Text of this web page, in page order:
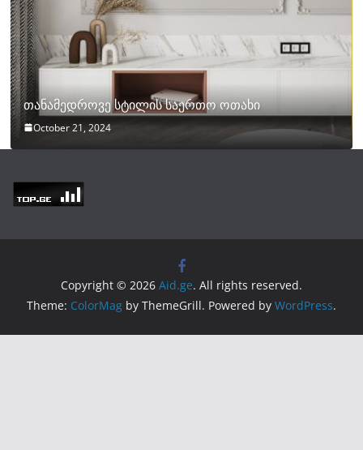
თანამედროვე სტილის საერთო ოთახი
October 21, 2024
Copyright © 2026 Aid.ge. All rights reserved.
Theme: ColorMag by ThemeGrill. Powered by WordPress.